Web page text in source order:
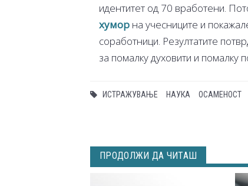
идентитет од 70 вработени.
хумор на учесниците и
соработници. Резултатите
за помалку духовити и помалку
ИСТРАЖУВАЊЕ НАУКА ОСАМЕНОСТ
ПРОДОЛЖИ ДА ЧИТАШ